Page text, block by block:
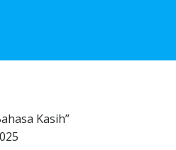
Kasih”